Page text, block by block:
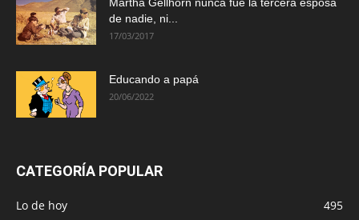
de nadie, ni...
17/03/2017
Educando a papá
20/06/2022
CATEGORÍA POPULAR
Lo de hoy
495